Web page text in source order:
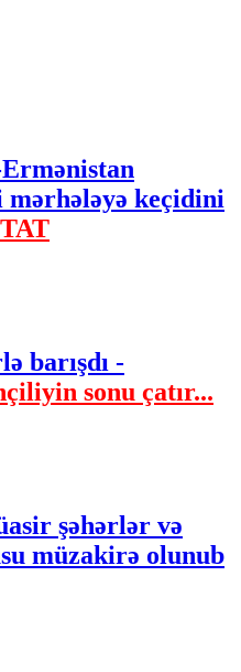
keçidini
barışdı -
sonu çatır...
şəhərlər və
müzakirə olunub